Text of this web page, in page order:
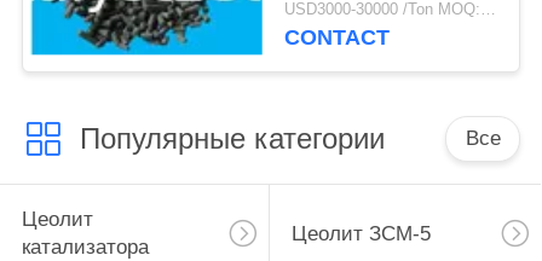
USD3000-30000 /Ton MOQ:1 кг
CONTACT
Популярные категории Все
Цеолит
катализатора
Цеолит ЗСМ-5